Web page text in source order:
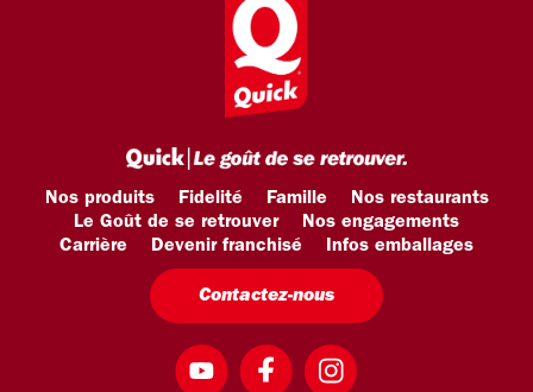
Nos produits Fidelité Famille
Nos restaurants
Le Goût de se retrouver
Nos engagements
Carrière
Devenir franchisé Infos emballages
Contactez-nous